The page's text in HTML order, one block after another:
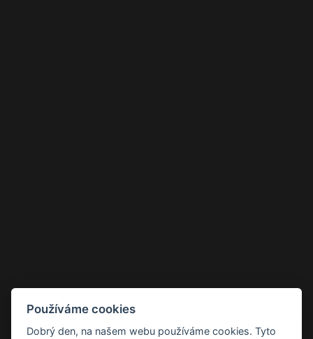
Používáme cookies
Dobrý den, na našem webu používáme cookies. Tyto